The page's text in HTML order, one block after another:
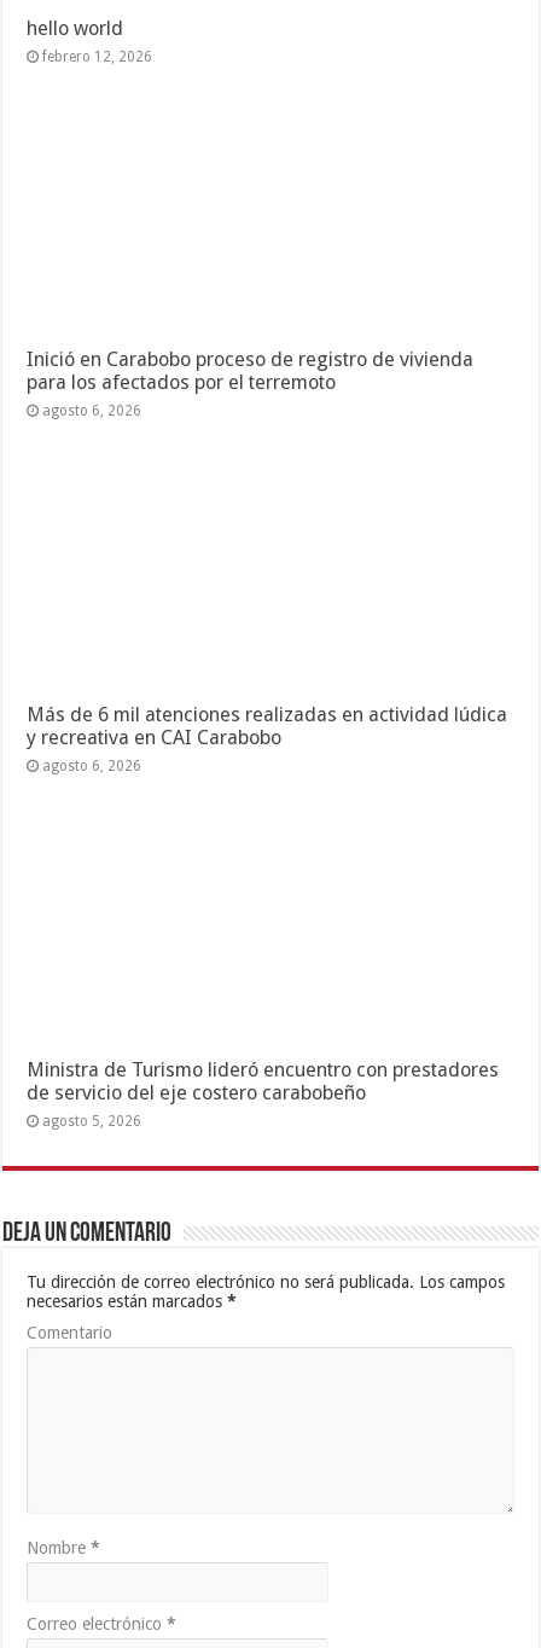
hello world
febrero 12, 2026
Inició en Carabobo proceso de registro de vivienda
para los afectados por el terremoto
agosto 6, 2026
Más de 6 mil atenciones realizadas en actividad lúdica
y recreativa en CAI Carabobo
agosto 6, 2026
Ministra de Turismo lideró encuentro con prestadores
de servicio del eje costero carabobeño
agosto 5, 2026
Deja un comentario
Tu dirección de correo electrónico no será publicada. Los campos
necesarios están marcados*
Comentario
Nombre*
Correo electrónico*